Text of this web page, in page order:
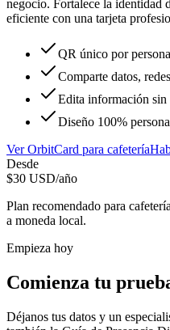
negocio. Fortalece la identidad
eficiente con una tarjeta
QR único por
Comparte datos,
Edita información sin
Diseño 100%
VerOrbitCard para cafetería
Desde
$30 USD/año
Plan recomendado para cafetería
a moneda local.
Empieza hoy
Comienza tu
Déjanos tus datos y un